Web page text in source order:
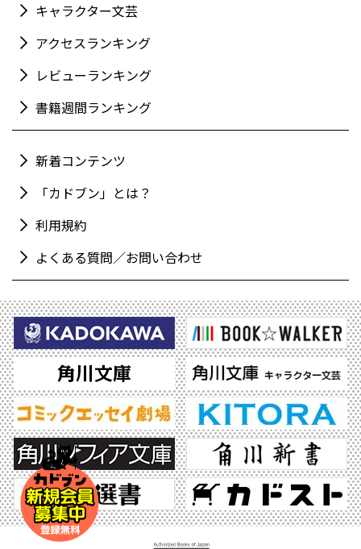
キャラクター文芸
アクセスランキング
レビューランキング
書籍週間ランキング
新着コンテンツ
「カドブン」とは？
利用規約
よくある質問／お問い合わせ